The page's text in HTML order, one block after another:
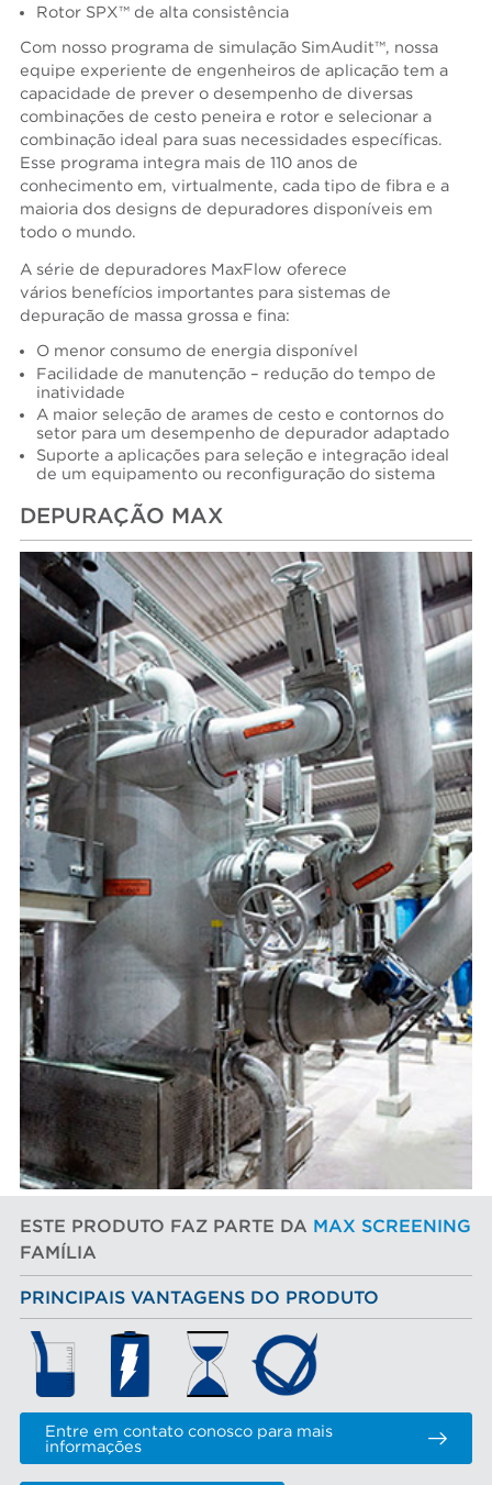
Rotor SPX™ de alta consistência
Com nosso programa de simulação SimAudit™, nossa
equipe experiente de engenheiros de aplicação tem a
capacidade de prever o desempenho de diversas
combinações de cesto peneira e rotor e selecionar a
combinação ideal para suas necessidades específicas.
Esse programa integra mais de 110 anos de
conhecimento em, virtualmente, cada tipo de fibra e a
maioria dos designs de depuradores disponíveis em
todo o mundo.
A série de depuradores MaxFlow oferece
vários benefícios importantes para sistemas de
depuração de massa grossa e fina:
O menor consumo de energia disponível
Facilidade de manutenção – redução do tempo de
inatividade
A maior seleção de arames de cesto e contornos do
setor para um desempenho de depurador adaptado
Suporte a aplicações para seleção e integração ideal
de um equipamento ou reconfiguração do sistema
DEPURAÇÃO MAX
ESTE PRODUTO FAZ PARTE DA MAX SCREENING
FAMÍLIA
PRINCIPAIS VANTAGENS DO PRODUTO
Entre em contato conosco para mais
informações